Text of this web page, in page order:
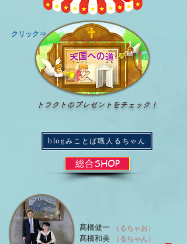
​クリック⇒
トラクトのプレゼントをチェック！
blogみことば職人るちゃん
総合SHOP
（るちゃお）
（るちゃん）
髙橋健一
髙橋和美